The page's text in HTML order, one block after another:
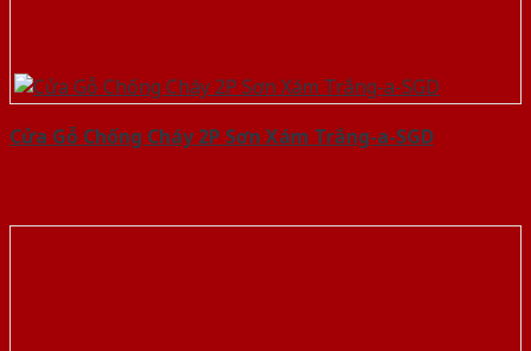
Cửa Gỗ Chống Cháy 2P Sơn Xám Trắng-a-SGD